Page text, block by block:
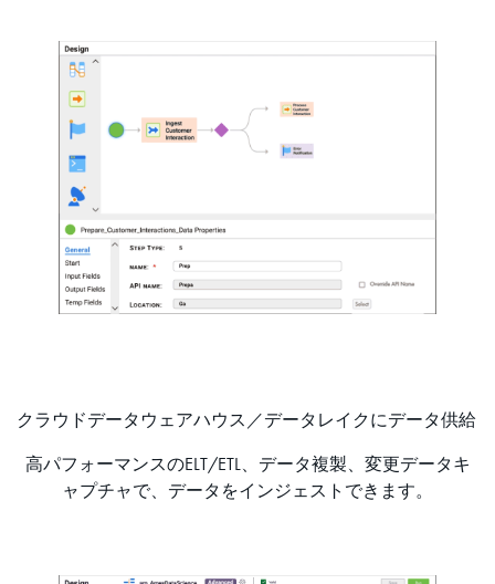
クラウドデータウェアハウス／データレイクにデータ供給
高パフォーマンスのELT/ETL、データ複製、変更データキ
ャプチャで、データをインジェストできます。